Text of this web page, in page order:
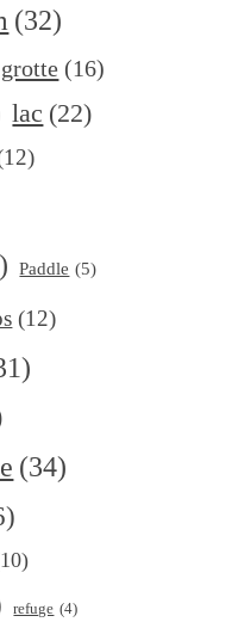
(32)
grotte (16)
lac (22)
Paddle (5)
(12)
(34)
refuge (4)